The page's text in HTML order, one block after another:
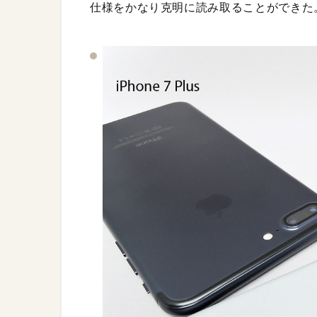
仕様をかなり克明に読み取ることができた